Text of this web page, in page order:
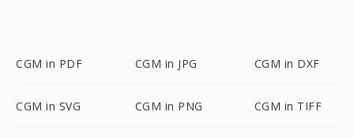
CGM in PDF CGM in JPG CGM in DXF
CGM in SVG CGM in PNG CGM in TIFF